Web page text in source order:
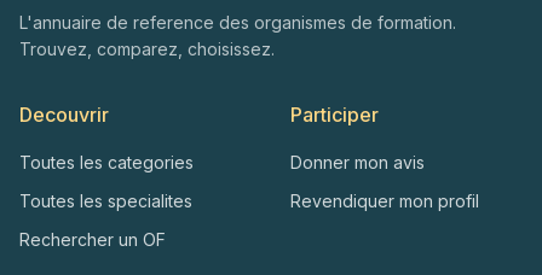
L'annuaire de reference des organismes de formation.
Trouvez, comparez, choisissez.
Decouvrir
Toutes les categories
Toutes les specialites
Rechercher un OF
Participer
Donner mon avis
Revendiquer mon profil